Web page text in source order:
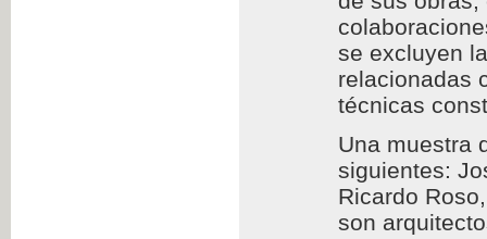
se excluyen
relacionadas
técnicas
Una muestra
siguientes:
Ricardo
son